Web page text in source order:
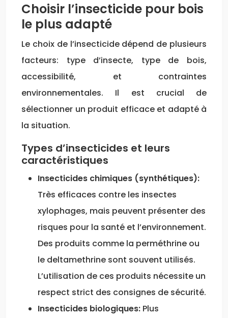
Choisir l’insecticide pour bois
le plus adapté
Le choix de l’insecticide dépend de plusieurs
facteurs: type d’insecte, type de bois,
accessibilité, et contraintes
environnementales. Il est crucial de
sélectionner un produit efficace et adapté à
la situation.
Types d’insecticides et leurs
caractéristiques
Insecticides chimiques (synthétiques):
Très efficaces contre les insectes
xylophages, mais peuvent présenter des
risques pour la santé et l’environnement.
Des produits comme la perméthrine ou
le deltamethrine sont souvent utilisés.
L’utilisation de ces produits nécessite un
respect strict des consignes de sécurité.
Insecticides biologiques: Plus